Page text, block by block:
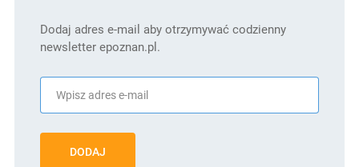
Dodaj adres e-mail aby otrzymywać codzienny
newsletter epoznan.pl.
DODAJ